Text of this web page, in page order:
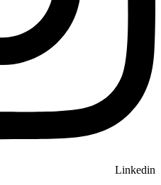
Linkedin